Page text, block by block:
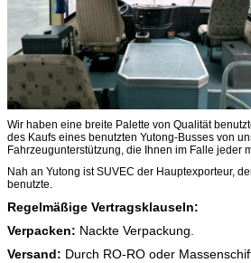
Wir haben eine breite Palette von Qualität
des Kaufs eines benutzten Yutong-Busses von
Fahrzeugunterstützung, die Ihnen im Falle jeder
Nah an Yutong ist SUVEC der Hauptexporteur,
benutzte.
Regelmäßige Vertragsklauseln:
Verpacken: Nackte Verpackung.
Versand: Durch RO-RO oder